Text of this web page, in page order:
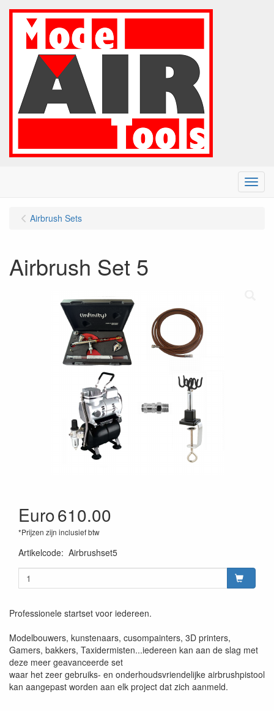
Menu
Airbrush Sets
Airbrush Set 5
Euro610.00
*Prijzen zijn inclusief btw
Artikelcode: Airbrushset5
Professionele startset voor iedereen.
Modelbouwers, kunstenaars, cusompainters, 3D printers,
Gamers, bakkers, Taxidermisten...iedereen kan aan de slag met
deze meer geavanceerde set
waar het zeer gebruiks- en onderhoudsvriendelijke airbrushpistool
kan aangepast worden aan elk project dat zich aanmeld.